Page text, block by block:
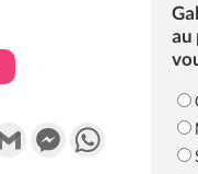
Gmail MessengerWhatsApp
au